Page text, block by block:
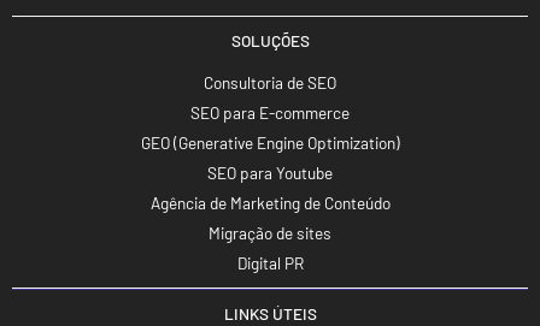
SOLUÇÕES
Consultoria de SEO
SEO para E-commerce
GEO (Generative Engine Optimization)
SEO para Youtube
Agência de Marketing de Conteúdo
Migração de sites
Digital PR
LINKS ÚTEIS